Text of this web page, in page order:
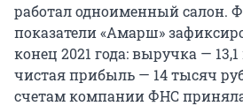
работал одноименный салон.
показатели «Амарш»
конец 2021 года: выручка —
чистая прибыль — 14 тысяч
счетам компании ФНС